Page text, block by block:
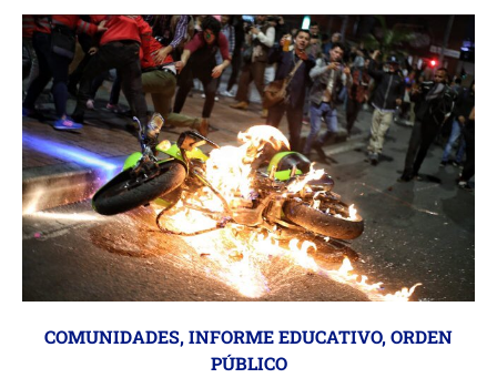
COMUNIDADES,INFORME EDUCATIVO,ORDEN
PÚBLICO